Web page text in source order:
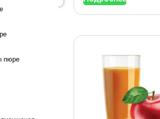
изюм
пюре